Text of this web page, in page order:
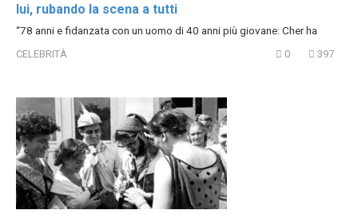
lui, rubando la scena a tutti
“78 anni e fidanzata con un uomo di 40 anni più giovane: Cher ha
CELEBRITÀ 0 397